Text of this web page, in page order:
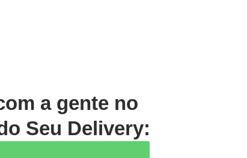
a gente no
Seu Delivery: